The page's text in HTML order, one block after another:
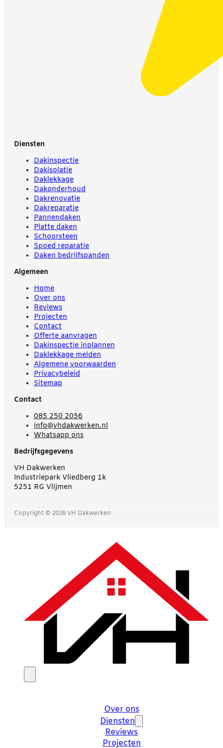
Diensten
Dakinspectie
Dakisolatie
Daklekkage
Dakonderhoud
Dakrenovatie
Dakreparatie
Pannendaken
Platte daken
Schoorsteen
Spoed reparatie
Daken bedrijfspanden
Algemeen
Home
Over ons
Reviews
Projecten
Contact
Offerte aanvragen
Dakinspectie inplannen
Daklekkage melden
Algemene voorwaarden
Privacybeleid
Sitemap
Contact
085 250 2056
info@vhdakwerken.nl
Whatsapp ons
Bedrijfsgegevens
VH Dakwerken
Industriepark Vliedberg 1k
5251 RG Vlijmen
Copyright © 2026 VH Dakwerken
Over ons
Diensten
Reviews
Projecten